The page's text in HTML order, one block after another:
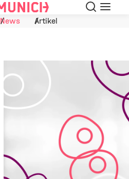
Suche
News Artikel